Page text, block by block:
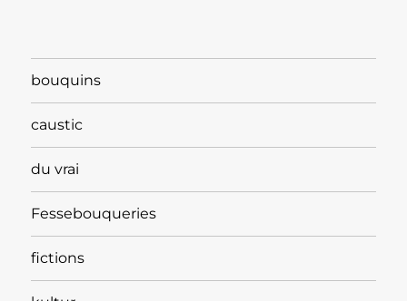
bouquins
caustic
du vrai
Fessebouqueries
fictions